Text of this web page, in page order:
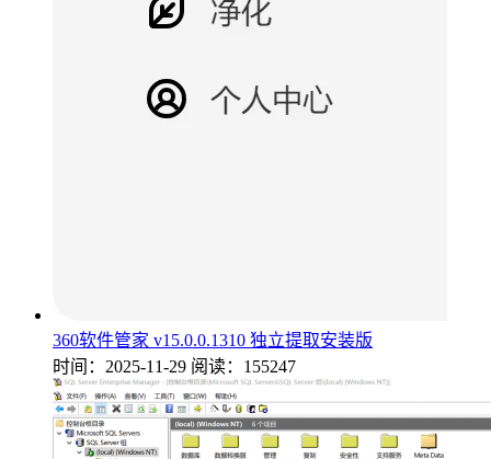
360软件管家 v15.0.0.1310 独立提取安装版
时间：2025-11-29 阅读：155247